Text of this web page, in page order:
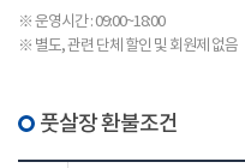
※ 운영시간 : 09:00~18:00
※ 별도, 관련 단체 할인 및 회원제 없음
풋살장 환불조건